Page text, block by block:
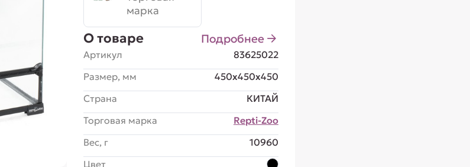
марка
О товаре Подробнее
Артикул
83625022
Размер, мм
450x450x450
Страна
КИТАЙ
Торговая марка
Repti-Zoo
Вес, г
10960
Цвет